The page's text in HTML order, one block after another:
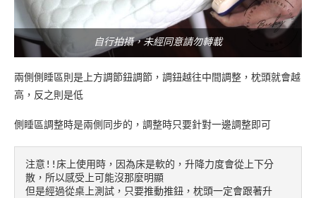
自行拍攝，未經同意請勿轉載
兩側側睡區則是上方調節鈕調節，調鈕越往中間調整，枕頭就會越
高，反之則是低
側睡區調整時是兩側同步的，調整時只要針對一邊調整即可
注意!!床上使用時，因為床是軟的，升降力度會從上下分
散，所以感受上可能沒那麼明顯
但是經過從桌上測試，只要推動推鈕，枕頭一定會跟著升